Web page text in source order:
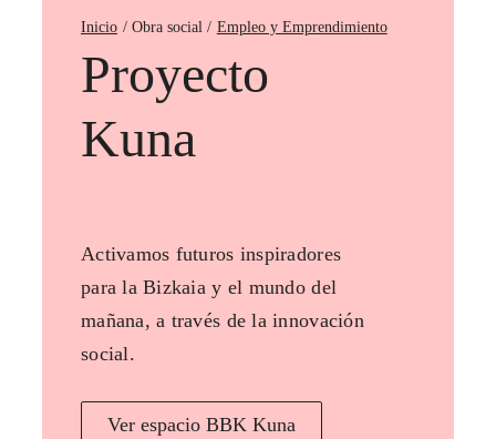
Inicio Empleo y Emprendimiento
Proyecto
Kuna
Activamos futuros inspiradores
para la Bizkaia y el mundo del
mañana, a través de la innovación
social.
Ver espacio BBK Kuna